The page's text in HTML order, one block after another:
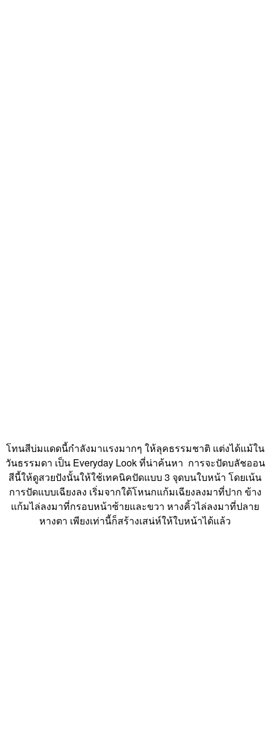
โทนสีบ่มแดดนี้กำลังมาแรงมากๆ ให้ลุคธรรมชาติ แต่งได้แม้ใน
วันธรรมดา เป็น Everyday Look ที่น่าค้นหา การจะปัดบลัชออน
สีนี้ให้ดูสวยปังนั้นให้ใช้เทคนิคปัดแบบ 3 จุดบนใบหน้า โดยเน้น
การปัดแบบเฉียงลง เริ่มจากใต้โหนกแก้มเฉียงลงมาที่ปาก ข้าง
แก้มไล่ลงมาที่กรอบหน้าซ้ายและขวา หางคิ้วไล่ลงมาที่ปลาย
หางตา เพียงเท่านี้ก็สร้างเสน่ห์ให้ใบหน้าได้แล้ว